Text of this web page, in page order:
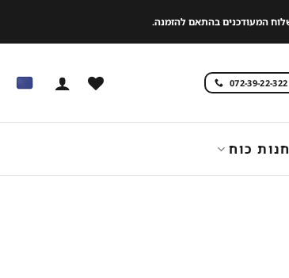
המעודכנים בהתאם להזמנה.
072-39-22-322
כוח